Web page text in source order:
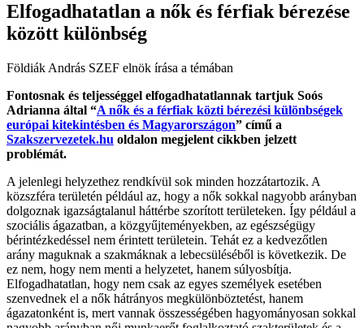
Elfogadhatatlan a nők és férfiak bérezése
között különbség
Földiák András SZEF elnök írása a témában
Fontosnak és teljességgel elfogadhatatlannak tartjuk Soós
Adrianna által “A nők és a férfiak közti bérezési különbségek
európai kitekintésben és Magyarországon” című a
Szakszervezetek.hu oldalon megjelent cikkben jelzett
problémát.
A jelenlegi helyzethez rendkívül sok minden hozzátartozik. A
közszféra területén például az, hogy a nők sokkal nagyobb arányban
dolgoznak igazságtalanul háttérbe szorított területeken. Így például a
szociális ágazatban, a közgyűjteményekben, az egészségügy
bérintézkedéssel nem érintett területein. Tehát ez a kedvezőtlen
arány maguknak a szakmáknak a lebecsüléséből is következik. De
ez nem, hogy nem menti a helyzetet, hanem súlyosbítja.
Elfogadhatatlan, hogy nem csak az egyes személyek esetében
szenvednek el a nők hátrányos megkülönböztetést, hanem
ágazatonként is, mert vannak összességében hagyományosan sokkal